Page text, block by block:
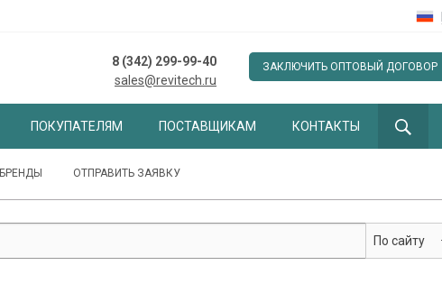
ЗАКЛЮЧИТЬ ОПТОВЫЙ ДОГОВОР
8 (342) 299-99-40
sales@revitech.ru
ПОКУПАТЕЛЯМ ПОСТАВЩИКАМ КОНТАКТЫ
БРЕНДЫ ОТПРАВИТЬ ЗАЯВКУ